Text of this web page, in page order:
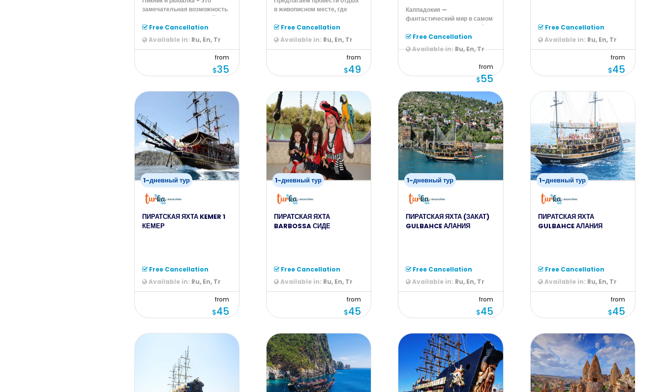
замечательная возможность
насладиться форелевой
рыбалкой.
Free Cancellation
Available in: Ru, En, Tr
from
$35
в живописном месте, где
в Free Cancellation
Available in: Ru, En, Tr
from
$49
Каппадокия —
фантастический мир в самом
сердце Турции, внесённый в
список Всемир
Free Cancellation
Available in:Ru, En, Tr
from
$55
Free Cancellation
Available in: Ru, En, Tr
from
$45
1-дневный тур
ПИРАТСКАЯ ЯХТА KEMER 1
КЕМЕР
Free Cancellation
Available in: Ru, En, Tr
from
$45
1-дневный тур
ПИРАТСКАЯ ЯХТА
BARBOSSA СИДЕ
Free Cancellation
Available in: Ru, En, Tr
from
$45
1-дневный тур
ПИРАТСКАЯ ЯХТА (ЗАКАТ)
GULBAHCE АЛАНИЯ
Free Cancellation
Available in: Ru, En, Tr
from
$45
1-дневный тур
ПИРАТСКАЯ ЯХТА
GULBAHCE АЛАНИЯ
Free Cancellation
Available in: Ru, En, Tr
from
$45